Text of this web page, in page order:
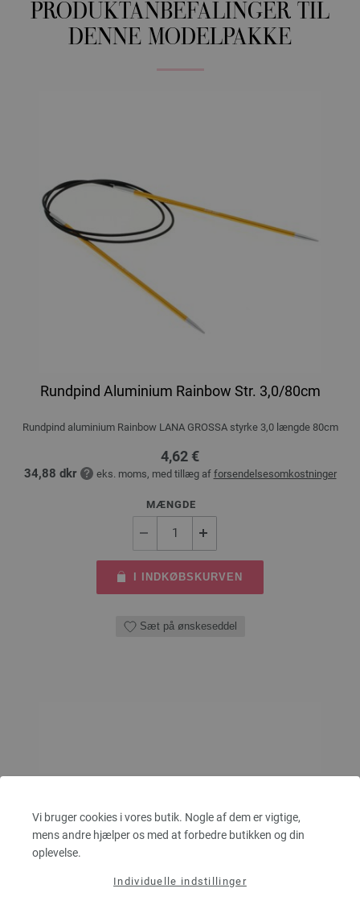
Vi bruger cookies i vores butik. Nogle af dem er vigtige,
mens andre hjælper os med at forbedre butikken og din
oplevelse.
Individuelle indstillinger
PRODUKTANBEFALINGER TIL
DENNE MODELPAKKE
Rundpind Aluminium Rainbow Str. 3,0/80cm
Rundpind aluminium Rainbow LANA GROSSA styrke 3,0 længde 80cm
4,62 €
34,88 dkr eks. moms, med tillæg af forsendelsesomkostninger
MÆNGDE
I INDKØBSKURVEN
Sæt på ønskeseddel